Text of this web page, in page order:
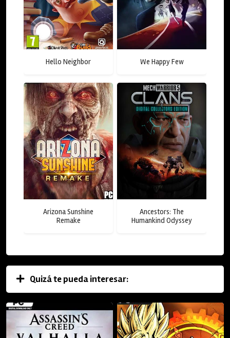
Hello Neighbor We Happy Few
Arizona Sunshine
Remake
Ancestors: The
Humankind Odyssey
Quizá te pueda interesar: